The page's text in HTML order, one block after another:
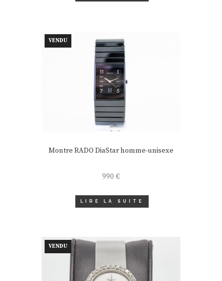
VENDU
Montre RADO DiaStar homme-unisexe
990 €
LIRE LA SUITE
VENDU